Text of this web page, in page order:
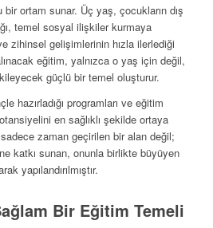
ortam sunar. Üç yaş, çocukların dış
temel sosyal ilişkiler kurmaya
zihinsel gelişimlerinin hızla ilerlediği
eğitim, yalnızca o yaş için değil,
güçlü bir temel oluşturur.
hazırladığı programları ve eğitim
en sağlıklı şekilde ortaya
zaman geçirilen bir alan değil;
katkı sunan, onunla birlikte büyüyen
yapılandırılmıştır.
Bir Eğitim Temeli